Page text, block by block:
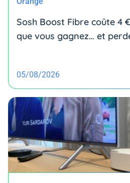
Sosh Boost Fibre coûte 4
que vous gagnez… et
05/08/2026